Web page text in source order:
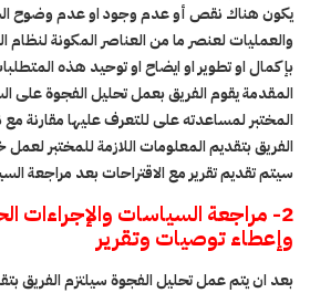
يكون هناك نقص أو عدم وجود او عدم وضوح
والعمليات لعنصر ما من العناصر المكونة لنظام
بإكمال او تطوير او ايضاح او توحيد هذه
المقدمة يقوم الفريق بعمل تحليل الفجوة على
المختبر لمساعدته على للتعرف عليها مقارنة
الفريق بتقديم المعلومات اللازمة للمختبر
سيتم تقديم تقرير مع الاقتراحات بعد مراجعة
2- مراجعة السياسات والإجراءات
وإعطاء توصيات وتقرير
بعد ان يتم عمل تحليل الفجوة سيلتزم الفريق